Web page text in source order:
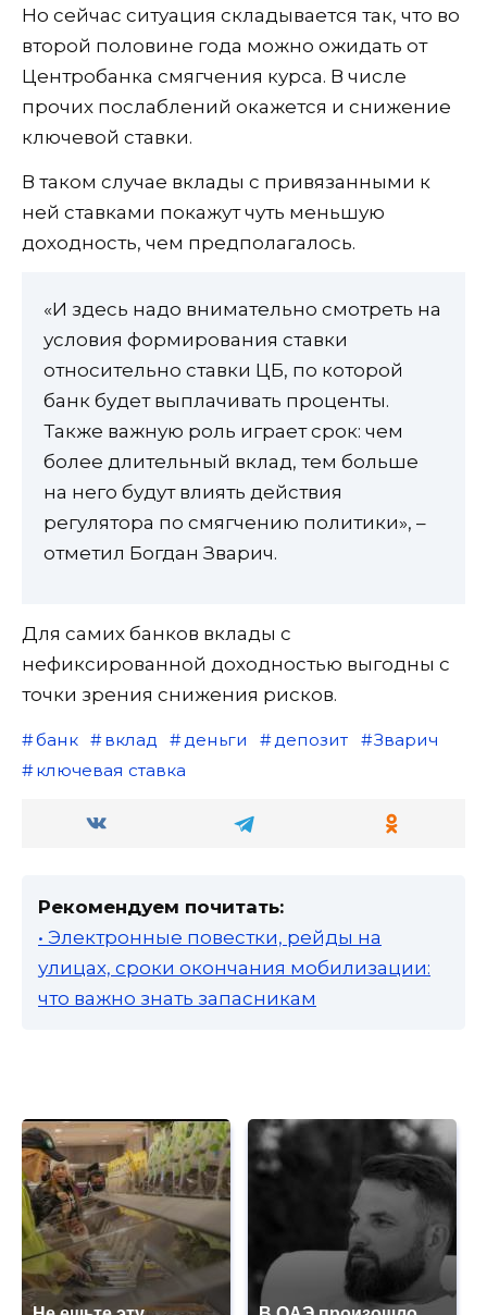
Но сейчас ситуация складывается так, что во
второй половине года можно ожидать от
Центробанка смягчения курса. В числе
прочих послаблений окажется и снижение
ключевой ставки.
В таком случае вклады с привязанными к
ней ставками покажут чуть меньшую
доходность, чем предполагалось.
«И здесь надо внимательно смотреть на
условия формирования ставки
относительно ставки ЦБ, по которой
банк будет выплачивать проценты.
Также важную роль играет срок: чем
более длительный вклад, тем больше
на него будут влиять действия
регулятора по смягчению политики», –
отметил Богдан Зварич.
Для самих банков вклады с
нефиксированной доходностью выгодны с
точки зрения снижения рисков.
банк вклад деньги депозит
Зварич
ключевая ставка
Рекомендуем почитать:
• Электронные повестки, рейды на
улицах, сроки окончания мобилизации:
что важно знать запасникам